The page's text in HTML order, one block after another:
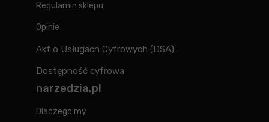
Regulamin sklepu
Opinie
Akt o Usługach Cyfrowych (DSA)
Dostępność cyfrowa
narzedzia.pl
Dlaczego my